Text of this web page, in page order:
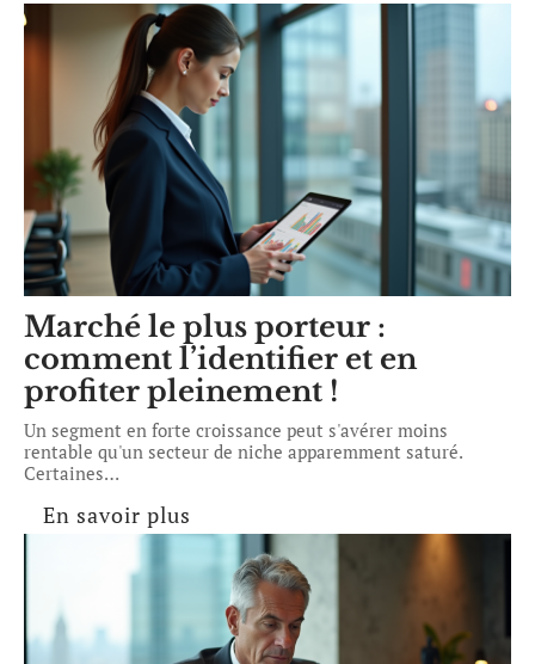
Marché le plus porteur :
comment l’identifier et en
profiter pleinement !
Un segment en forte croissance peut s'avérer moins
rentable qu'un secteur de niche apparemment saturé.
Certaines…
En savoir plus